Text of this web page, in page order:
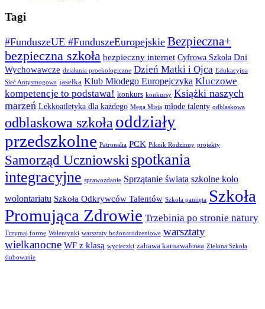
Tagi
#FunduszeUE #FunduszeEuropejskie Bezpieczna+
bezpieczna szkoła bezpieczny internet Cyfrowa Szkoła Dni
Wychowawcze działania proekologiczne Dzień Matki i Ojca Edukacyjna
Sieć Antysmogowa jasełka Klub Młodego Europejczyka Kluczowe
kompetencje to podstawa! konkurs konkursy Książki naszych
marzeń Lekkoatletyka dla każdego Mega Misja młode talenty odblaskowa
odblaskowa szkoła oddziały
przedszkolne Patronalia PCK Piknik Rodzinny projekty
Samorząd Uczniowski spotkania
integracyjne sprawozdanie Sprzątanie świata szkolne koło
wolontariatu Szkoła Odkrywców Talentów Szkoła pamięta Szkoła
Promująca Zdrowie Trzebinia po stronie natury
Trzymaj formę Walentynki warsztaty bożonarodzeniowe warsztaty
wielkanocne WF z klasą wycieczki zabawa karnawałowa Zielona Szkoła
ślubowanie